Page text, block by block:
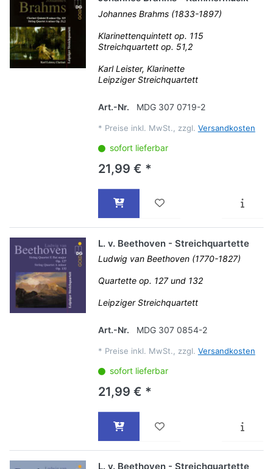
Johannes Brahms (1833-1897)
Klarinettenquintett op. 115
Streichquartett op. 51,2
Karl Leister, Klarinette
Leipziger Streichquartett
Art.-Nr. MDG 307 0719-2
* Preise inkl. MwSt., zzgl. Versandkosten
sofort lieferbar
21,99 € *
L. v. Beethoven - Streichquartette
Ludwig van Beethoven (1770-1827)
Quartette op. 127 und 132
Leipziger Streichquartett
Art.-Nr. MDG 307 0854-2
* Preise inkl. MwSt., zzgl. Versandkosten
sofort lieferbar
21,99 € *
L. v. Beethoven - Streichquartette